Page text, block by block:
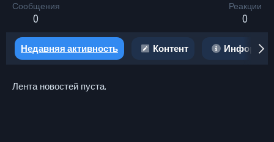
Сообщения
0
Реакции
0
Недавняя активность Контент
Лента новостей пуста.